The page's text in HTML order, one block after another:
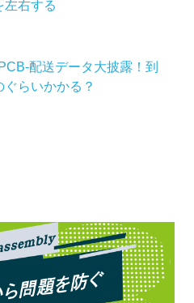
左右する
配送データ大披露！到
らいかかる？